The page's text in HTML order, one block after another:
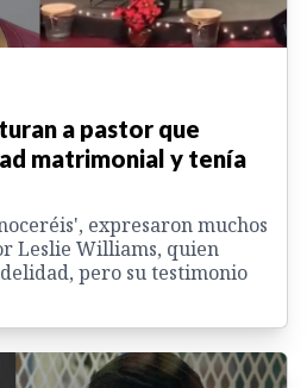
a pastor que
matrimonial y tenía
expresaron muchos
Leslie Williams, quien
pero su testimonio